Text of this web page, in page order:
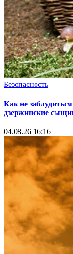
Безопасность
Как не
дзержинские
04.08.26 16:16